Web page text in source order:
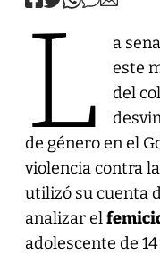
L a
este
del
de género en el
violencia contra
utilizó su cuenta
analizar el
adolescente de